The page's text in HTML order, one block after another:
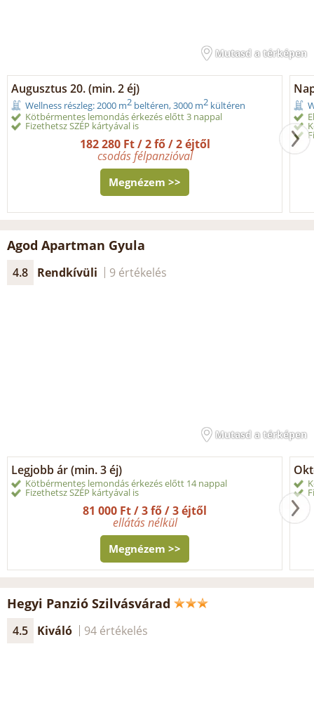
Mutasd a térképen
Augusztus 20. (min. 2 éj)
Wellness részleg: 2000 m2 beltéren, 3000 m2 kültéren
Kötbérmentes lemondás érkezés előtt 3 nappal
Fizethetsz SZÉP kártyával is
182 280 Ft / 2 fő / 2 éjtől
csodás félpanzióval
Megnézem >>
Agod Apartman Gyula
4.8 Rendkívüli 9 értékelés
Mutasd a térképen
Legjobb ár (min. 3 éj)
Kötbérmentes lemondás érkezés előtt 14 nappal
Fizethetsz SZÉP kártyával is
81 000 Ft / 3 fő / 3 éjtől
ellátás nélkül
Megnézem >>
Hegyi Panzió Szilvásvárad
4.5 Kiváló 94 értékelés